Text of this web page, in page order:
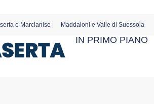
e Marcianise Maddaloni e Valle di Suessola
IN PRIMO PIANO